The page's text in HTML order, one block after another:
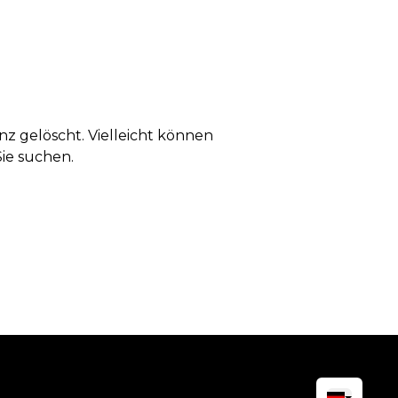
gelöscht. Vielleicht können
suchen.